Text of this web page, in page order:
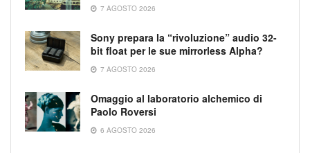
7 AGOSTO 2026
Sony prepara la “rivoluzione” audio 32-
bit float per le sue mirrorless Alpha?
7 AGOSTO 2026
Omaggio al laboratorio alchemico di
Paolo Roversi
6 AGOSTO 2026